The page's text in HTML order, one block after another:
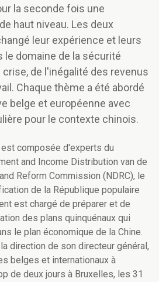
la seconde fois une
haut niveau. Les deux
leur expérience et leurs
le domaine de la sécurité
de l'inégalité des revenus
Chaque thème a été abordé
belge et européenne avec
pour le contexte chinois.
composée d'experts du
and Income Distribution van de
Reform Commission (NDRC), le
de la République populaire
est chargé de préparer et de
des plans quinquénaux qui
le plan économique de la Chine.
direction de son directeur général,
belges et internationaux à
de deux jours à Bruxelles, les 31